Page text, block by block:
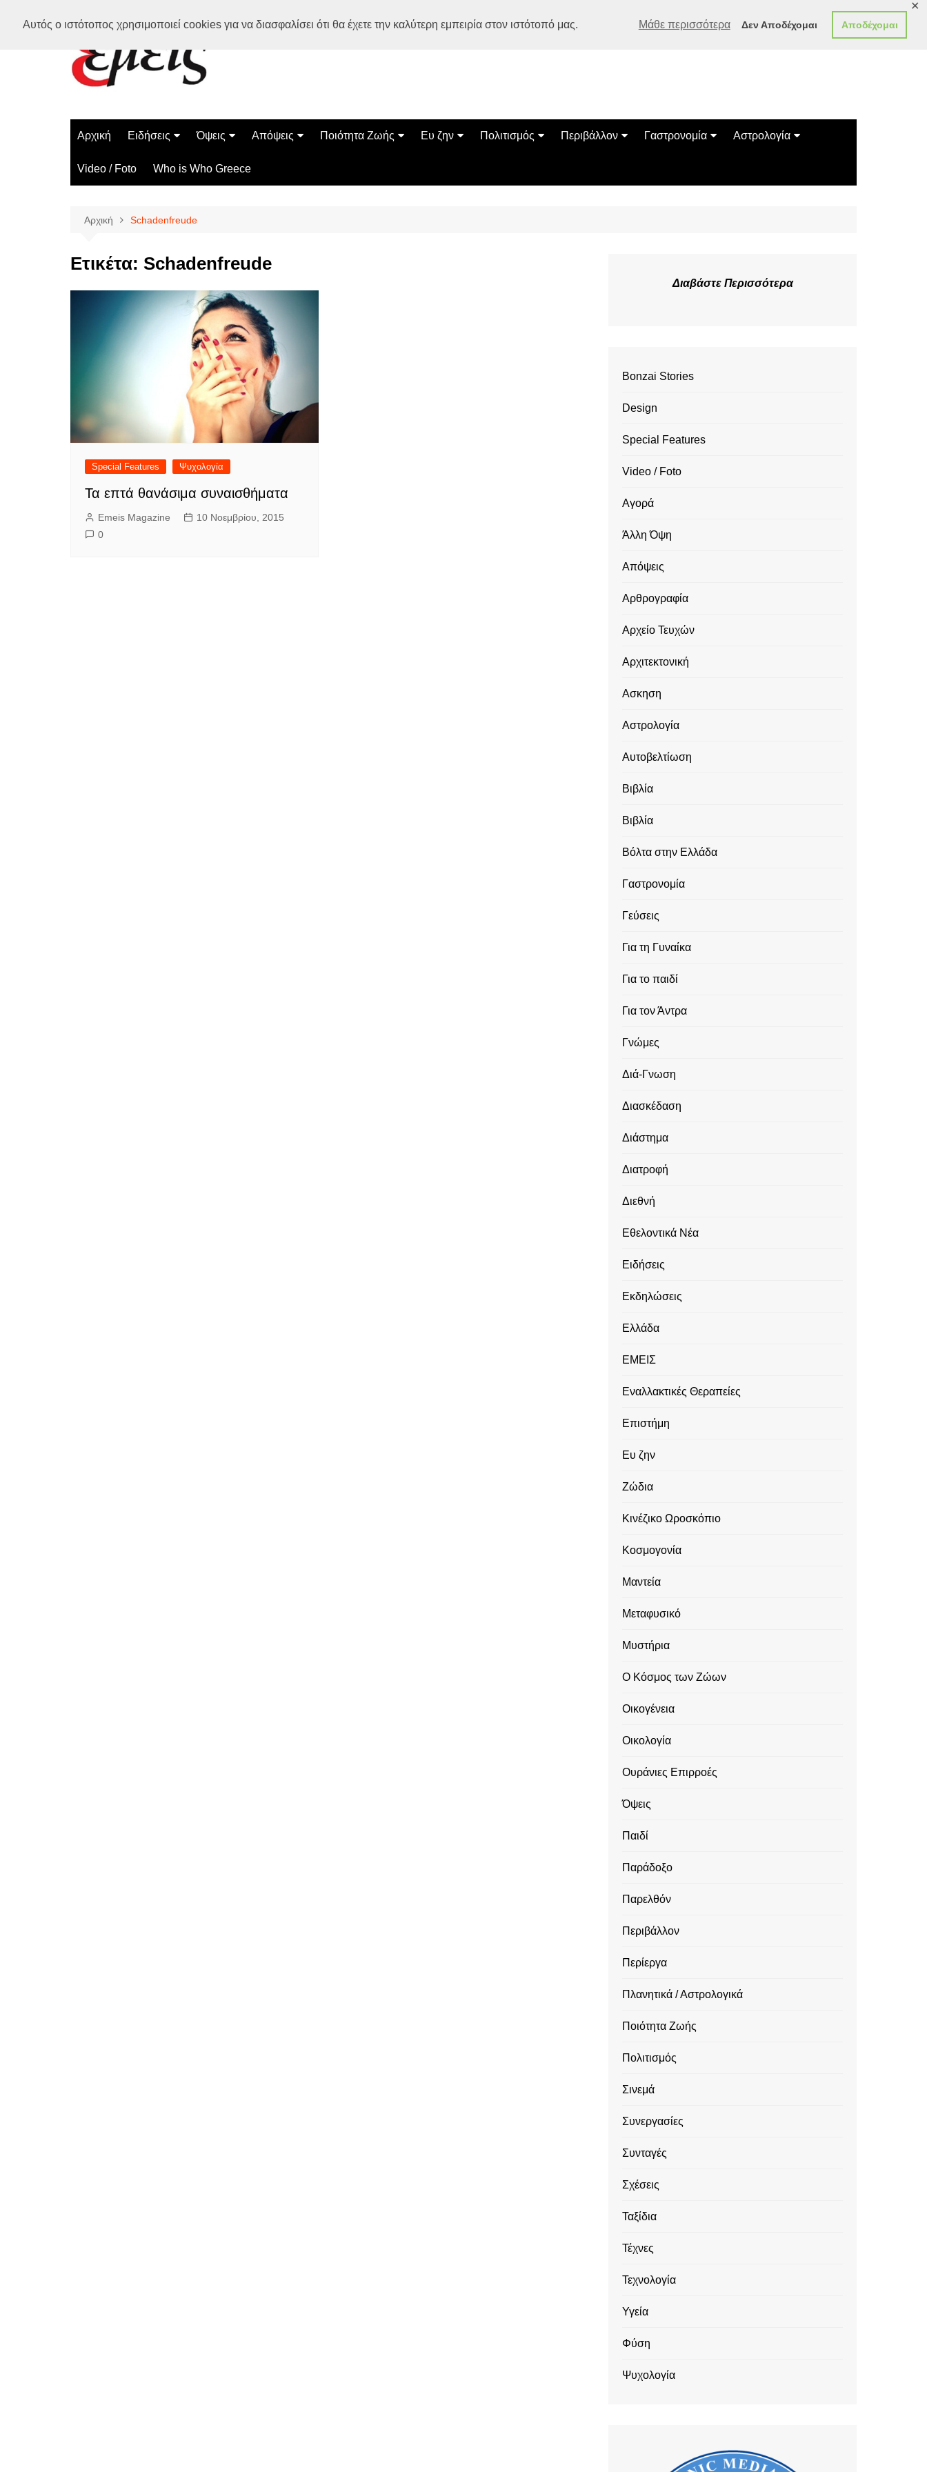
Αυτός ο ιστότοπος χρησιμοποιεί cookies για να διασφαλίσει ότι θα έχετε την καλύτερη εμπειρία στον ιστότοπό μας. Μάθε περισσότερα Δεν Αποδέχομαι Αποδέχομαι
✕
Αρχική Ειδήσεις
Ελλάδα
Διεθνή
Όψεις
Διάστημα
Επιστήμη
Περίεργα
Απόψεις
Αρθρογραφία
Ποιότητα Ζωής
Ασκηση
Ευ ζην
Αυτοβελτίωση
Πολιτισμός
Εκδηλώσεις
Περιβάλλον
Οικολογία
Γαστρονομία
Συνταγές
Αστρολογία
Κινέζικο Ωροσκόπιο
Video / Foto Who is Who Greece
Αρχική Schadenfreude
Ετικέτα: Schadenfreude
Special Features Ψυχολογία
Τα επτά θανάσιμα συναισθήματα
Emeis Magazine
10 Νοεμβρίου, 2015
0
Διαβάστε Περισσότερα
Bonzai Stories
Design
Special Features
Video / Foto
Αγορά
Άλλη Όψη
Απόψεις
Αρθρογραφία
Αρχείο Τευχών
Αρχιτεκτονική
Ασκηση
Αστρολογία
Αυτοβελτίωση
Βιβλία
Βιβλία
Βόλτα στην Ελλάδα
Γαστρονομία
Γεύσεις
Για τη Γυναίκα
Για το παιδί
Για τον Άντρα
Γνώμες
Διά-Γνωση
Διασκέδαση
Διάστημα
Διατροφή
Διεθνή
Εθελοντικά Νέα
Ειδήσεις
Εκδηλώσεις
Ελλάδα
ΕΜΕΙΣ
Εναλλακτικές Θεραπείες
Επιστήμη
Ευ ζην
Ζώδια
Κινέζικο Ωροσκόπιο
Κοσμογονία
Μαντεία
Μεταφυσικό
Μυστήρια
Ο Κόσμος των Ζώων
Οικογένεια
Οικολογία
Ουράνιες Επιρροές
Όψεις
Παιδί
Παράδοξο
Παρελθόν
Περιβάλλον
Περίεργα
Πλανητικά / Αστρολογικά
Ποιότητα Ζωής
Πολιτισμός
Σινεμά
Συνεργασίες
Συνταγές
Σχέσεις
Ταξίδια
Τέχνες
Τεχνολογία
Υγεία
Φύση
Ψυχολογία